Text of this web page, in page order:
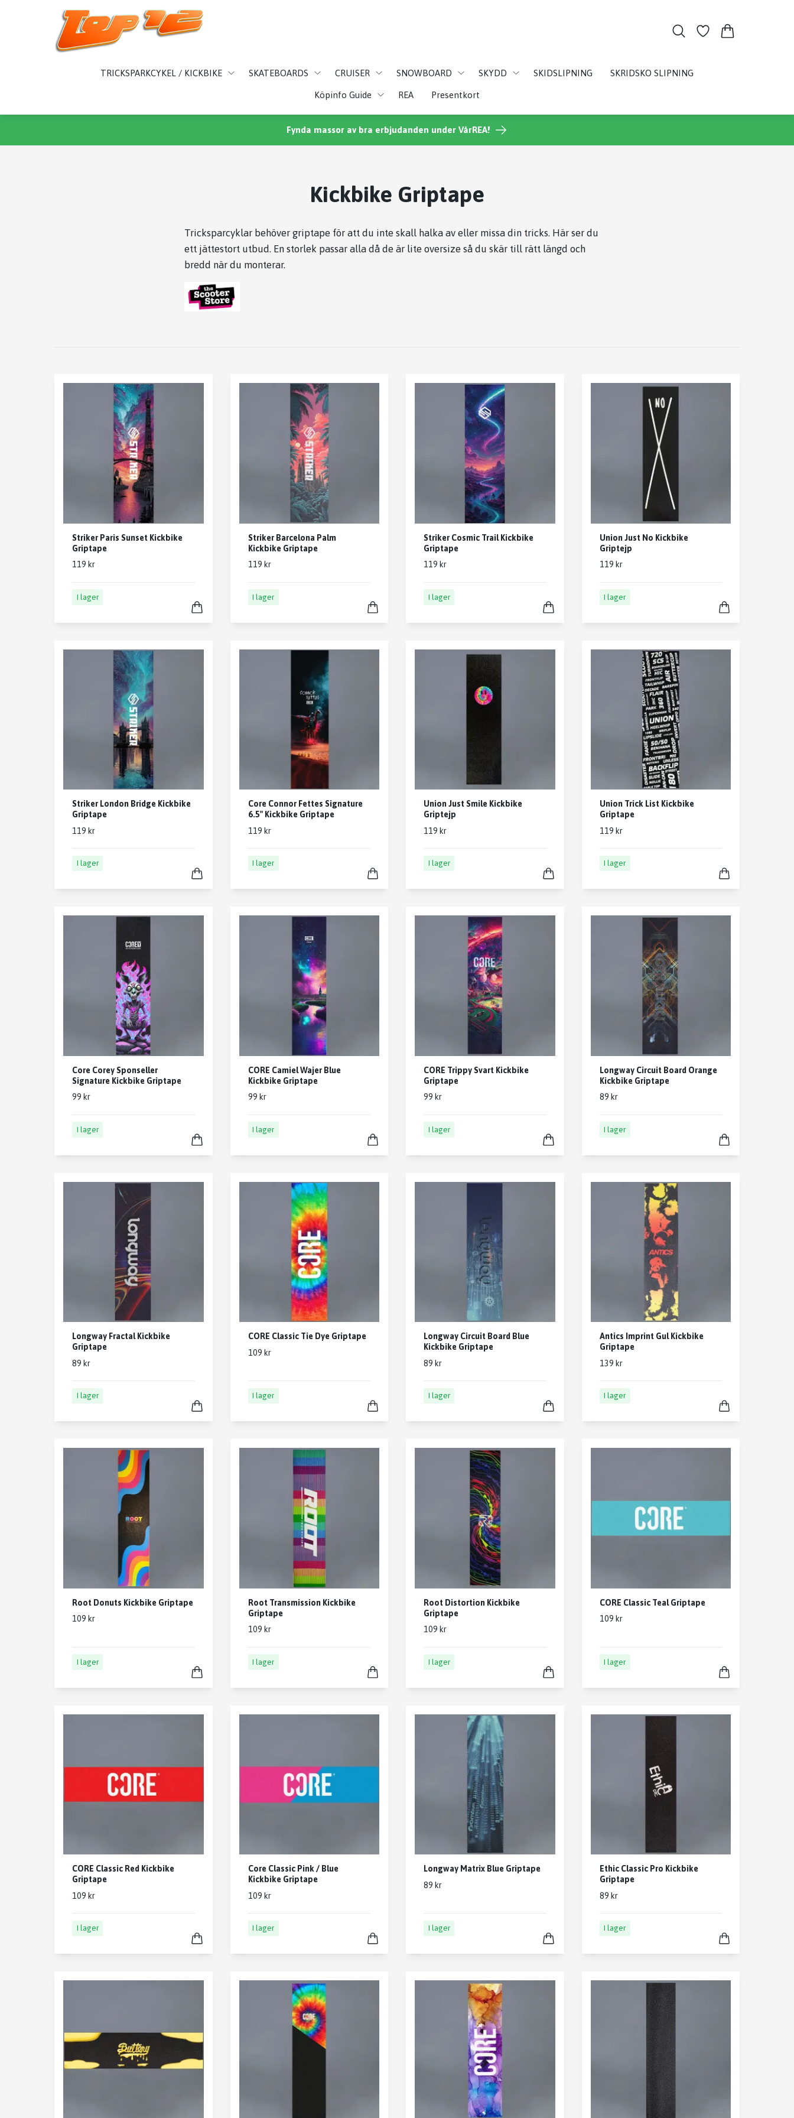
TRICKSPARKCYKEL / KICKBIKE SKATEBOARDS CRUISER SNOWBOARD SKYDD SKIDSLIPNING SKRIDSKO SLIPNING
Köpinfo Guide REA Presentkort
Fynda massor av bra erbjudanden under VårREA!
Kickbike Griptape
Tricksparcyklar behöver griptape för att du inte skall halka av eller missa din tricks. Här ser du
ett jättestort utbud. En storlek passar alla då de är lite oversize så du skär till rätt längd och
bredd när du monterar.
Striker Paris Sunset Kickbike
Griptape
119 kr
I lager
Striker Barcelona Palm
Kickbike Griptape
119 kr
I lager
Striker Cosmic Trail Kickbike
Griptape
119 kr
I lager
Union Just No Kickbike
Griptejp
119 kr
I lager
Striker London Bridge Kickbike
Griptape
119 kr
I lager
Core Connor Fettes Signature
6.5" Kickbike Griptape
119 kr
I lager
Union Just Smile Kickbike
Griptejp
119 kr
I lager
Union Trick List Kickbike
Griptape
119 kr
I lager
Core Corey Sponseller
Signature Kickbike Griptape
99 kr
I lager
CORE Camiel Wajer Blue
Kickbike Griptape
99 kr
I lager
CORE Trippy Svart Kickbike
Griptape
99 kr
I lager
Longway Circuit Board Orange
Kickbike Griptape
89 kr
I lager
Longway Fractal Kickbike
Griptape
89 kr
I lager
CORE Classic Tie Dye Griptape
109 kr
I lager
Longway Circuit Board Blue
Kickbike Griptape
89 kr
I lager
Antics Imprint Gul Kickbike
Griptape
139 kr
I lager
Root Donuts Kickbike Griptape
109 kr
I lager
Root Transmission Kickbike
Griptape
109 kr
I lager
Root Distortion Kickbike
Griptape
109 kr
I lager
CORE Classic Teal Griptape
109 kr
I lager
CORE Classic Red Kickbike
Griptape
109 kr
I lager
Core Classic Pink / Blue
Kickbike Griptape
109 kr
I lager
Longway Matrix Blue Griptape
89 kr
I lager
Ethic Classic Pro Kickbike
Griptape
89 kr
I lager